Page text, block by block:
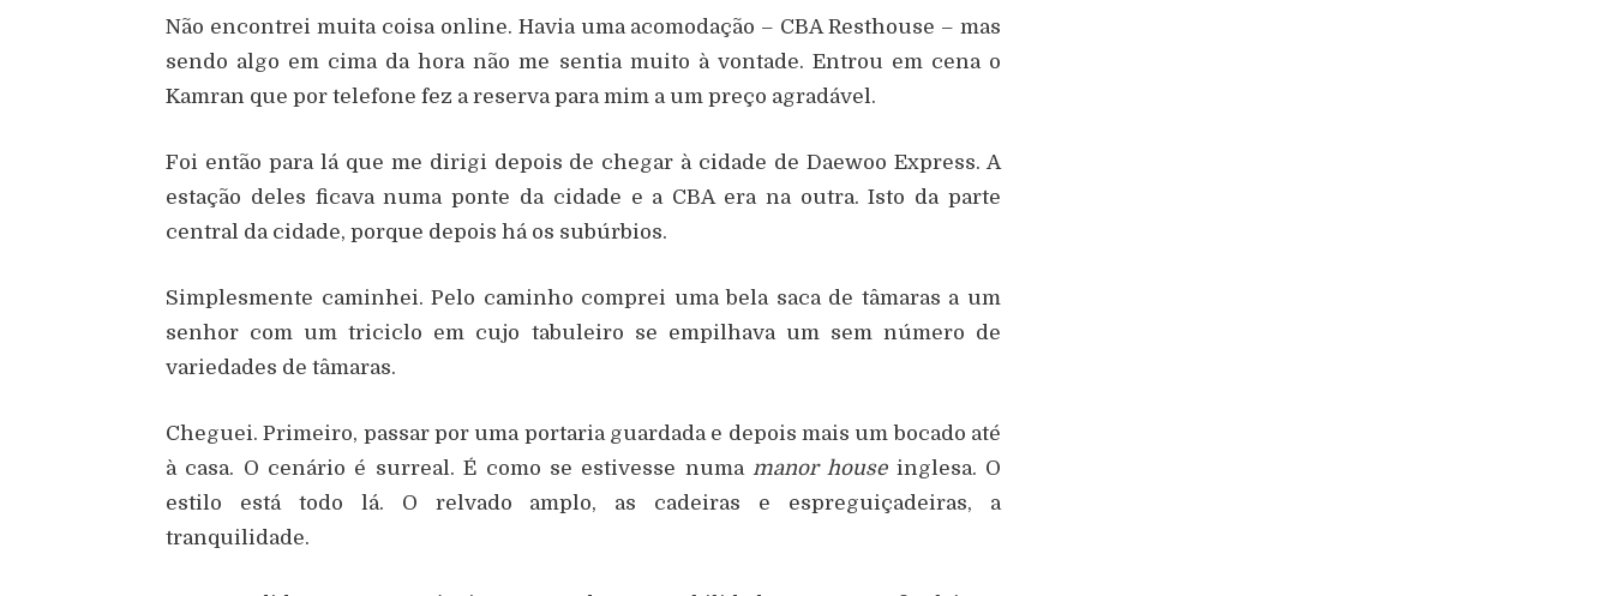
Não encontrei muita coisa online. Havia uma acomodação – CBA Resthouse – mas
sendo algo em cima da hora não me sentia muito à vontade. Entrou em cena o
Kamran que por telefone fez a reserva para mim a um preço agradável.
Foi então para lá que me dirigi depois de chegar à cidade de Daewoo Express. A
estação deles ficava numa ponte da cidade e a CBA era na outra. Isto da parte
central da cidade, porque depois há os subúrbios.
Simplesmente caminhei. Pelo caminho comprei uma bela saca de tâmaras a um
senhor com um triciclo em cujo tabuleiro se empilhava um sem número de
variedades de tâmaras.
Cheguei. Primeiro, passar por uma portaria guardada e depois mais um bocado até
à casa. O cenário é surreal. É como se estivesse numa manor houseinglesa. O
estilo está todo lá. O relvado amplo, as cadeiras e espreguiçadeiras, a
tranquilidade.